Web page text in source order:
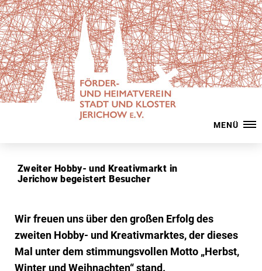
MENÜ
Zweiter Hobby- und Kreativmarkt in
Jerichow begeistert Besucher
Wir freuen uns über den großen Erfolg des
zweiten Hobby- und Kreativmarktes, der dieses
Mal unter dem stimmungsvollen Motto „Herbst,
Winter und Weihnachten“ stand.